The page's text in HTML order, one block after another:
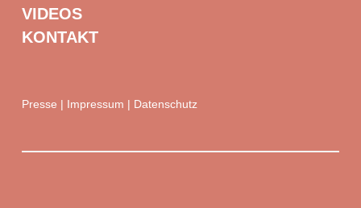
VIDEOS
KONTAKT
Presse Impressum Datenschutz